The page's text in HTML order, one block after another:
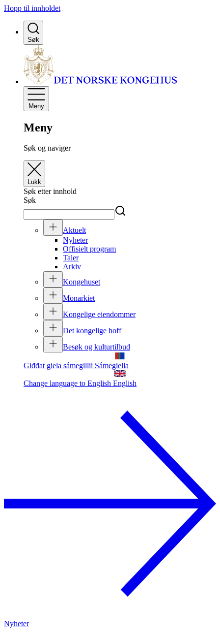
Hopp til innholdet
Søk
Meny
Meny
Søk og naviger
Lukk
Søk etter innhold
Søk
Aktuelt
Nyheter
Offisielt program
Taler
Arkiv
Kongehuset
Monarkiet
Kongelige eiendommer
Det kongelige hoff
Besøk og kulturtilbud
Giđđat giela sámegillii Sámegiella
Change language to English English
Nyheter